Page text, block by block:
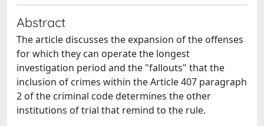
Abstract
The article discusses the expansion of the offenses
for which they can operate the longest
investigation period and the "fallouts" that the
inclusion of crimes within the Article 407 paragraph
2 of the criminal code determines the other
institutions of trial that remind to the rule.